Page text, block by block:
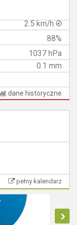
2.5 km/h
88%
1037 hPa
0.1 mm
dane historyczne
pełny kalendarz